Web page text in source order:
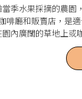
季水果採摘的農園
啡廳和販賣店，是
內廣闊的草地上或
作為伴手禮也相當